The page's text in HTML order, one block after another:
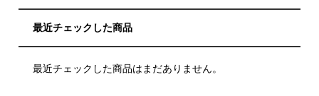
最近チェックした商品
最近チェックした商品はまだありません。